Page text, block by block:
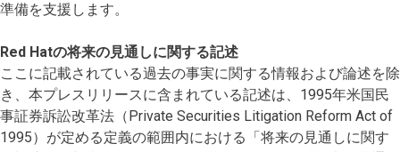
準備を支援します。
Red Hatの将来の見通しに関する記述
ここに記載されている過去の事実に関する情報および論述を除
き、本プレスリリースに含まれている記述は、1995年米国民
事証券訴訟改革法（Private Securities Litigation Reform Act of
1995）が定める定義の範囲内における「将来の見通しに関す